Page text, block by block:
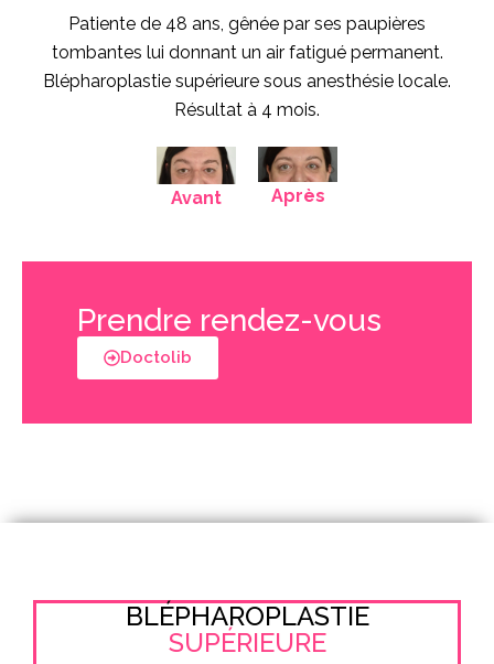
Patiente de 48 ans, gênée par ses paupières
tombantes lui donnant un air fatigué permanent.
Blépharoplastie supérieure sous anesthésie locale.
Résultat à 4 mois.
Avant Après
Prendre rendez-vous
Doctolib
BLÉPHAROPLASTIE
SUPÉRIEURE